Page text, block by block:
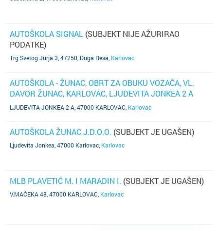
AUTOŠKOLA SIGNAL (SUBJEKT NIJE AŽURIRAO
PODATKE)
Trg Svetog Jurja 3, 47250, Duga Resa Karlovac
AUTOŠKOLA - ŽUNAC, OBRT ZA OBUKU VOZAČA, VL.
DAVOR ŽUNAC, KARLOVAC, LJUDEVITA JONKEA 2 A
(SUBJEKT JE UGAŠEN)
LJUDEVITA JONKEA 2 A, 47000 KARLOVAC Karlovac
AUTOŠKOLA ŽUNAC J.D.O.O. (SUBJEKT JE UGAŠEN)
Ljudevita Jonkea, 47000 Karlovac Karlovac
MLB PLAVETIĆ M. I MARADIN I. (SUBJEKT JE UGAŠEN)
V.MAČEKA 48, 47000 KARLOVAC Karlovac